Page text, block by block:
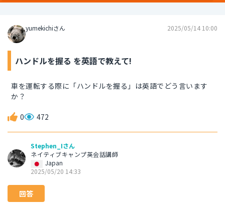
yumekichiさん 2025/05/14 10:00
ハンドルを握る を英語で教えて!
車を運転する際に「ハンドルを握る」は英語でどう言います
か？
0 472
Stephen_Iさん
ネイティブキャンプ英会話講師
Japan
2025/05/20 14:33
回答